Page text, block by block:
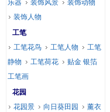
乐器 装饰风景
装饰动物
装饰人物
工笔
工笔花鸟
工笔人物
工笔
静物
工笔荷花
贴金 银箔
工笔画
花园
花园景
向日葵田园
薰衣